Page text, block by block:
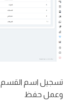
تسجيل اسم القسم
وعمل حفظ